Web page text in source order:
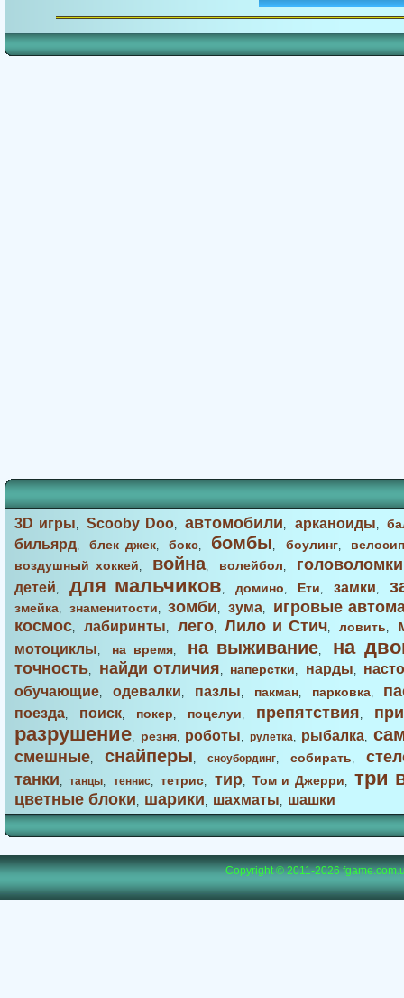
3D игры,Scooby Doo,автомобили, арканоиды,
бильярд,блек джек,бокс, бомбы, боулинг,
воздушный хоккей, война, волейбол, головоломки
детей, для мальчиков, домино, Ети, замки,
змейка, знаменитости,зомби, зума,
игровые
космос, лабиринты, лего,Лило и Стич,ловить,
мотоциклы, на время, на выживание, на
точность, найди отличия, наперстки, нарды,
обучающие, одевалки, пазлы, пакман, парковка,
поезда, поиск, покер, поцелуи, препятствия,
разрушение, резня, роботы, рулетка, рыбалка,
смешные, снайперы, сноубординг, собирать,
танки,танцы, теннис,тетрис, тир,Том и Джерри, три
цветные блоки, шарики, шахматы, шашки
Copyright © 2011-2026